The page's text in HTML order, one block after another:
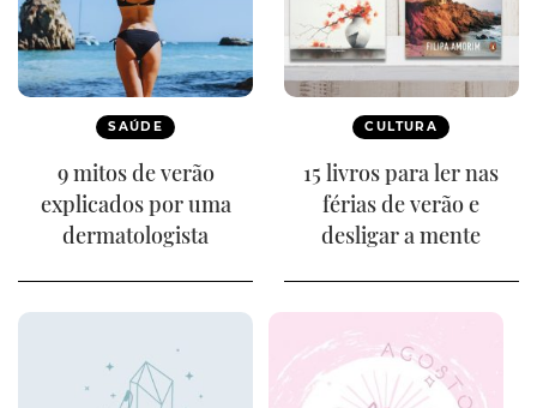
SAÚDE
9 mitos de verão
explicados por uma
dermatologista
CULTURA
15 livros para ler nas
férias de verão e
desligar a mente